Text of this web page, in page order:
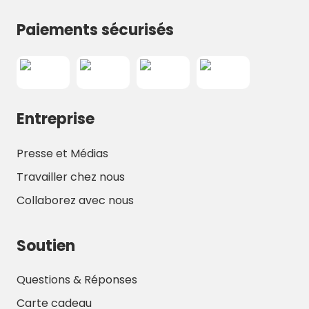
Paiements sécurisés
Entreprise
Presse et Médias
Travailler chez nous
Collaborez avec nous
Soutien
Questions & Réponses
Carte cadeau